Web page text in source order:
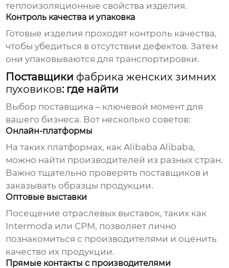
теплоизоляционные свойства изделия.
Контроль качества и упаковка
Готовые изделия проходят контроль качества,
чтобы убедиться в отсутствии дефектов. Затем
они упаковываются для транспортировки.
Поставщики фабрика женских зимних
пуховиков: где найти
Выбор поставщика – ключевой момент для
вашего бизнеса. Вот несколько советов:
Онлайн-платформы
На таких платформах, как AlibabaAlibaba,
можно найти производителей из разных стран.
Важно тщательно проверять поставщиков и
заказывать образцы продукции.
Оптовые выставки
Посещение отраслевых выставок, таких как
Intermoda или CPM, позволяет лично
познакомиться с производителями и оценить
качество их продукции.
Прямые контакты с производителями